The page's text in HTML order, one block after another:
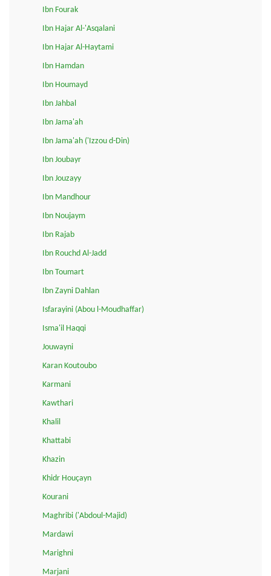
Ibn Fourak
Ibn Hajar Al-'Asqalani
Ibn Hajar Al-Haytami
Ibn Hamdan
Ibn Houmayd
Ibn Jahbal
Ibn Jama'ah
Ibn Jama'ah ('Izzou d-Din)
Ibn Joubayr
Ibn Jouzayy
Ibn Mandhour
Ibn Noujaym
Ibn Rajab
Ibn Rouchd Al-Jadd
Ibn Toumart
Ibn Zayni Dahlan
Isfarayini (Abou l-Moudhaffar)
Isma'il Haqqi
Jouwayni
Karan Koutoubo
Karmani
Kawthari
Khalil
Khattabi
Khazin
Khidr Houçayn
Kourani
Maghribi ('Abdoul-Majid)
Mardawi
Marighni
Marjani